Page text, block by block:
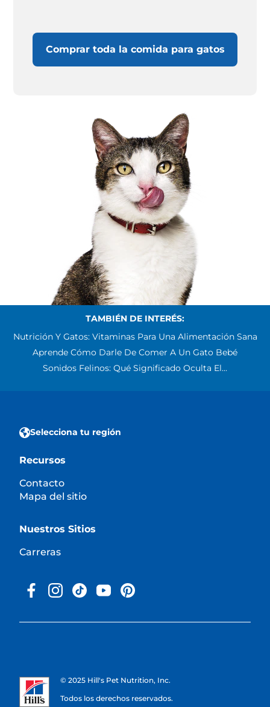
Comprar toda la comida para gatos
TAMBIÉN DE INTERÉS:
Nutrición Y Gatos: Vitaminas Para Una Alimentación Sana
Aprende Cómo Darle De Comer A Un Gato Bebé
Sonidos Felinos: Qué Significado Oculta El...
Selecciona tu región
Recursos
Contacto
Mapa del sitio
Nuestros Sitios
Carreras
© 2025 Hill's Pet Nutrition, Inc.
Todos los derechos reservados.